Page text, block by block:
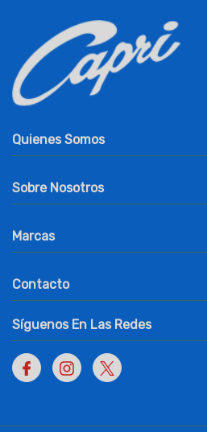
Quienes Somos
Sobre Nosotros
Marcas
Contacto
Síguenos En Las Redes